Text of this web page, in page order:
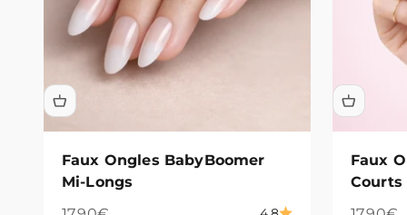
Faux Ongles BabyBoomer
Mi-Longs
Faux
Courts